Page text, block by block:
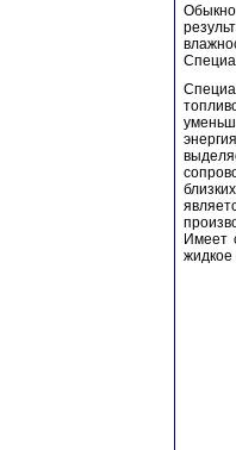
Имеет
жидкое